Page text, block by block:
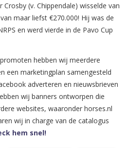
Crosby (v. Chippendale) wisselde van
maar liefst €270.000! Hij was de
en werd vierde in de Pavo Cup
hebben wij meerdere
een marketingplan samengesteld
adverteren en nieuwsbrieven
wij banners ontworpen die
websites, waaronder horses.nl
wij in charge van de catalogus
hem snel!